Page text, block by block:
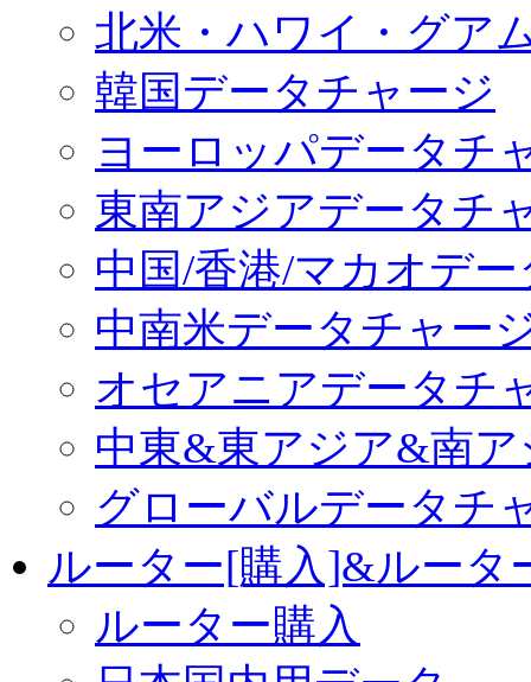
北米・ハワイ・グア
韓国データチャージ
ヨーロッパデータチ
東南アジアデータチ
中国/香港/マカオデ
中南米データチャー
オセアニアデータチ
中東&東アジア&南
グローバルデータチ
ルーター[購入]&ルータ
ルーター購入